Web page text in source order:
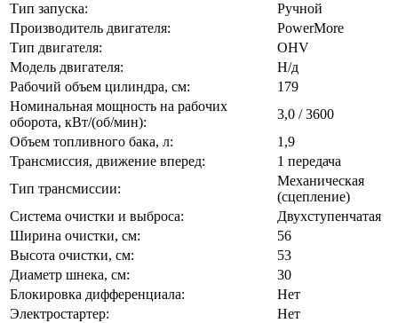
Тип запуска:
Ручной
Производитель двигателя:
PowerMore
Тип двигателя:
OHV
Модель двигателя:
Н/д
Рабочий объем цилиндра, см:
179
Номинальная мощность на рабочих
оборота, кВт/(об/мин):
3,0 / 3600
Объем топливного бака, л:
1,9
Трансмиссия, движение вперед:
1 передача
Тип трансмиссии:
Механическая
(сцепление)
Система очистки и выброса:
Двухступенчатая
Ширина очистки, см:
56
Высота очистки, см:
53
Диаметр шнека, см:
30
Блокировка дифференциала:
Нет
Электростартер:
Нет